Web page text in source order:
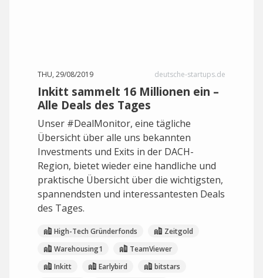
THU, 29/08/2019 deutsche-startups.de
Inkitt sammelt 16 Millionen ein –
Alle Deals des Tages
Unser #DealMonitor, eine tägliche
Übersicht über alle uns bekannten
Investments und Exits in der DACH-
Region, bietet wieder eine handliche und
praktische Übersicht über die wichtigsten,
spannendsten und interessantesten Deals
des Tages.
High-Tech Gründerfonds
Zeitgold
Warehousing1
TeamViewer
Inkitt
Earlybird
bitstars